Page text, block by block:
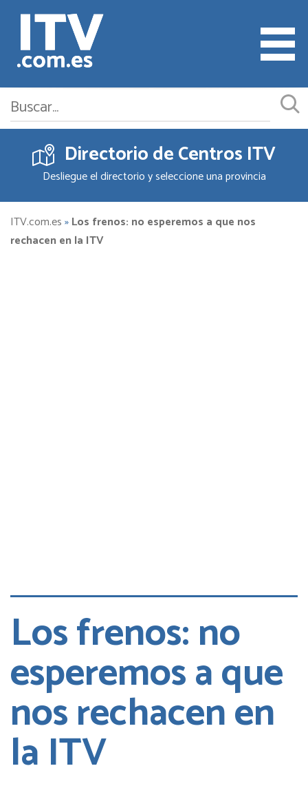
Cita ITV
Cambiar o Anular Cita
Empresas ITV
Directorio de Centros ITV
Desliegue el directorio y seleccione una provincia
ITV.com.es»Los frenos: no esperemos a que nos
rechacen en la ITV
Los frenos: no
esperemos a que
nos rechacen en
la ITV